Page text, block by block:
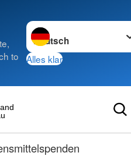
to
Sprache wechseln zu
Alles klar